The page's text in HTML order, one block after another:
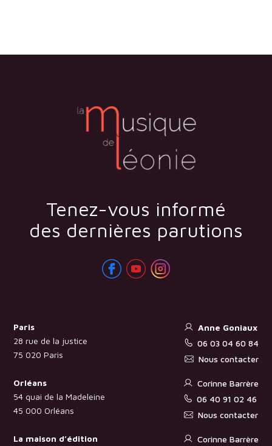
Tenez-vous informé
des dernières parutions
Paris
28 rue de la justice
75 020 Paris
Anne Goniaux
06 03 04 60 84
Nous contacter
Orléans
54 quai de la Madeleine
45 000 Orléans
Corinne Barrère
06 40 91 02 46
Nous contacter
La maison d’édition
Corinne Barrère